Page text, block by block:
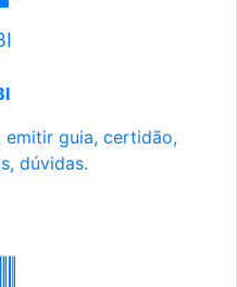
emitir guia, certidão,
dúvidas.